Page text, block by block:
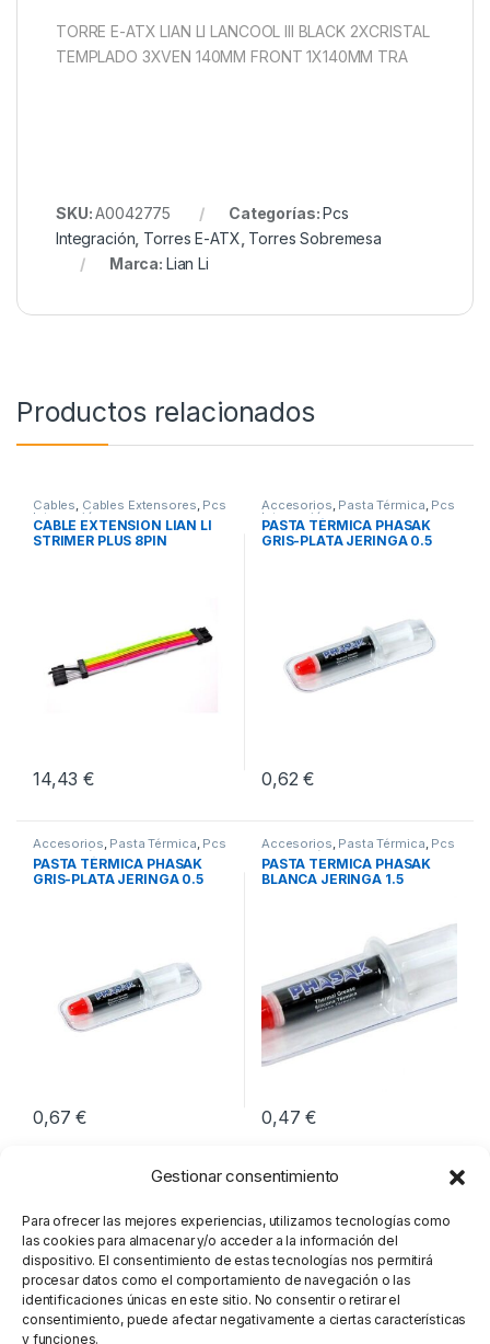
Gestionar consentimiento
Para ofrecer las mejores experiencias, utilizamos tecnologías como
las cookies para almacenar y/o acceder a la información del
dispositivo. El consentimiento de estas tecnologías nos permitirá
procesar datos como el comportamiento de navegación o las
identificaciones únicas en este sitio. No consentir o retirar el
consentimiento, puede afectar negativamente a ciertas características
y funciones.
TORRE E-ATX LIAN LI LANCOOL III BLACK 2XCRISTAL
TEMPLADO 3XVEN 140MM FRONT 1X140MM TRA
SKU:A0042775 Categorías:Pcs
Integración Torres E-ATX Torres Sobremesa
Marca: Lian Li
Productos relacionados
Cables, Cables Extensores, Pcs
Integración
CABLE EXTENSION LIAN LI
STRIMER PLUS 8PIN
14,43€
Accesorios, Pasta Térmica, Pcs
Integración
PASTA TÉRMICA PHASAK
GRIS-PLATA JERINGA 0.5
0,62€
Accesorios, Pasta Térmica, Pcs
Integración
PASTA TÉRMICA PHASAK
GRIS-PLATA JERINGA 0.5
0,67€
Accesorios, Pasta Térmica, Pcs
Integración
PASTA TERMICA PHASAK
BLANCA JERINGA 1.5
0,47€